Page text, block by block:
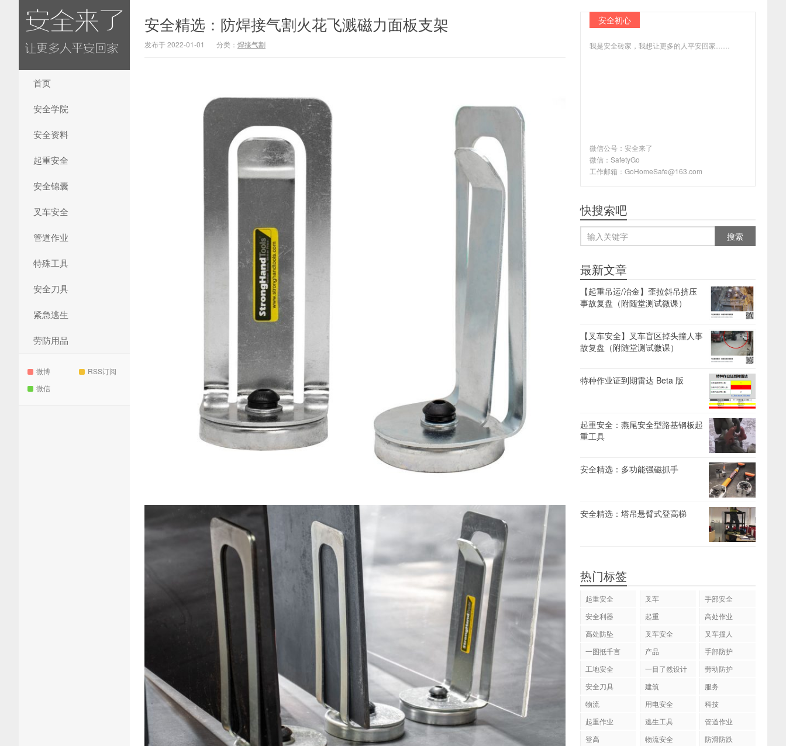
首页
安全学院
安全资料
起重安全
安全锦囊
叉车安全
管道作业
特殊工具
安全刀具
紧急逃生
劳防用品
微博
RSS订阅
微信
安全精选：防焊接气割火花飞溅磁力面板支架
发布于 2022-01-01 分类： 焊接气割
安全初心
我是安全砖家，我想让更多的人平安回家……
微信公号：安全来了
微信：SafetyGo
工作邮箱：GoHomeSafe@163.com
快搜索吧
最新文章
【起重吊运/冶金】歪拉斜吊挤压
事故复盘（附随堂测试微课）
【叉车安全】叉车盲区掉头撞人事
故复盘（附随堂测试微课）
特种作业证到期雷达 Beta 版
起重安全：燕尾安全型路基钢板起
重工具
安全精选：多功能强磁抓手
安全精选：塔吊悬臂式登高梯
热门标签
起重安全 叉车
手部安全
安全利器
起重
高处作业
高处防坠
叉车安全
叉车撞人
一图抵千言
产品
手部防护
工地安全
一目了然设计
劳动防护
安全刀具
建筑
服务
物流
用电安全
科技
起重作业
逃生工具
管道作业
登高
物流安全
防滑防跌